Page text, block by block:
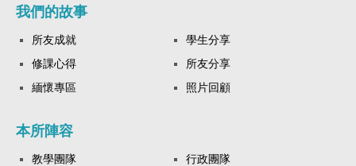
我們的故事
所友成就
學生分享
修課心得
所友分享
緬懷專區
照片回顧
本所陣容
教學團隊
行政團隊